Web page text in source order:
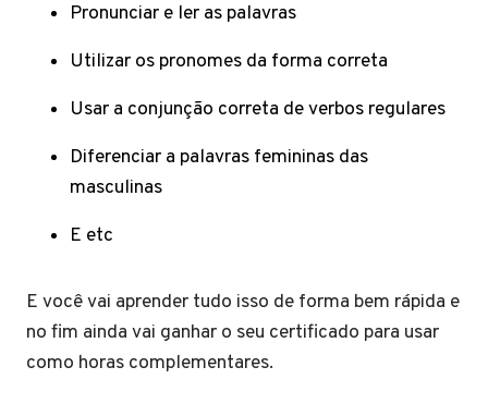
Pronunciar e ler as palavras
Utilizar os pronomes da forma correta
Usar a conjunção correta de verbos regulares
Diferenciar a palavras femininas das
masculinas
E etc
E você vai aprender tudo isso de forma bem rápida e
no fim ainda vai ganhar o seu certificado para usar
como horas complementares.